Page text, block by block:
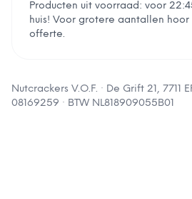
Producten uit voorraad: voor
huis! Voor grotere aantallen
offerte.
Nutcrackers V.O.F. · De Grift 21, 7711
08169259 · BTW NL818909055B01